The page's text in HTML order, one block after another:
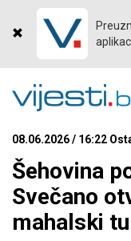
08.06.2026 / 16:22
Šehovina
Svečano
mahalski